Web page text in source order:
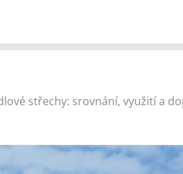
střechy: srovnání, využití a